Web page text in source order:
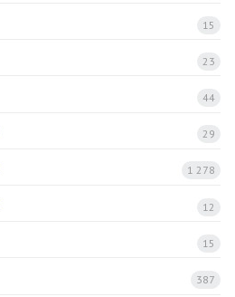
15
23
44
29
1 278
12
15
387